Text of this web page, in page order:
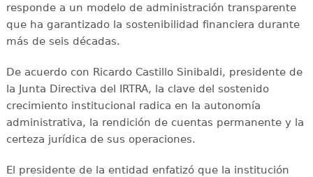
responde a un modelo de administración transparente
que ha garantizado la sostenibilidad financiera durante
más de seis décadas.
De acuerdo con Ricardo Castillo Sinibaldi, presidente de
la Junta Directiva del IRTRA, la clave del sostenido
crecimiento institucional radica en la autonomía
administrativa, la rendición de cuentas permanente y la
certeza jurídica de sus operaciones.
El presidente de la entidad enfatizó que la institución